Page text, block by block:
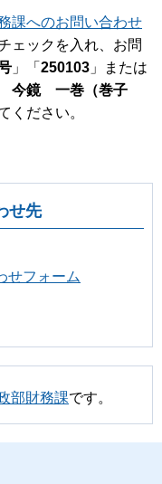
課へのお問い合わせ
ェックを入れ、お問
」「 250103 」または
今鏡 一巻（巻子
ください。
せ先
せフォーム
部財務課です。